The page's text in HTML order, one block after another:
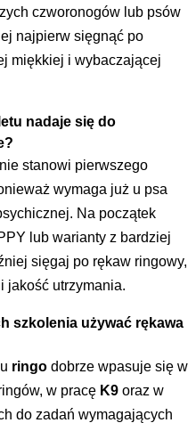
czworonogów lub psów
najpierw sięgnąć po
miękkiej i wybaczającej
nadaje się do
nie stanowi pierwszego
wymaga już u psa
Na początek
lub warianty z bardziej
sięgaj po rękaw ringowy,
jakość utrzymania.
szkolenia używać rękawa
ringo dobrze wpasuje się w
w pracę K9 oraz w
do zadań wymagających